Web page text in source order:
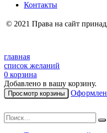
Контакты
© 2021 Права на сайт
главная
список желаний
0 корзина
Добавлено в вашу корзину.
Просмотр корзины